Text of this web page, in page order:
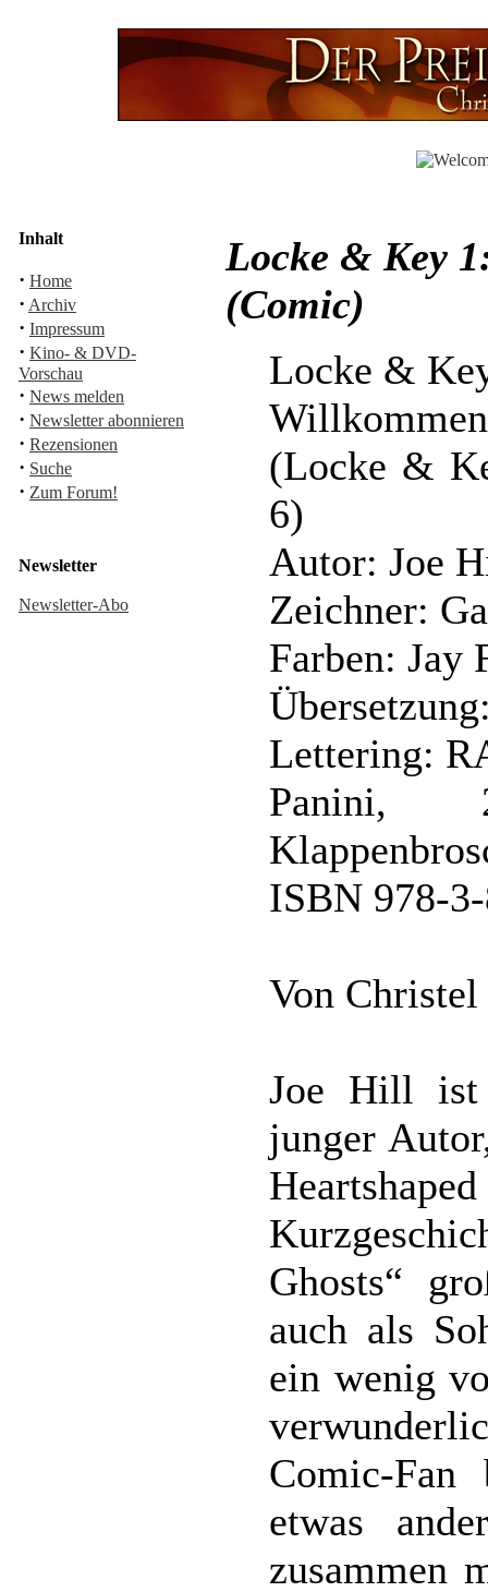
Inhalt
· Home
· Archiv
· Impressum
· Kino- & DVD-
Vorschau
· News melden
· Newsletter abonnieren
· Rezensionen
· Suche
· Zum Forum!
Newsletter
Newsletter-Abo
Locke & Key
(Comic)
Locke &
(Locke &
6)
Autor: Joe
Zeichner:
Farben: Jay
Lettering:
Panini,
ISBN 978-
Von Christel
Joe Hill ist
junger
Ghosts“
auch als
ein wenig
Comic-Fan
etwas
zusammen